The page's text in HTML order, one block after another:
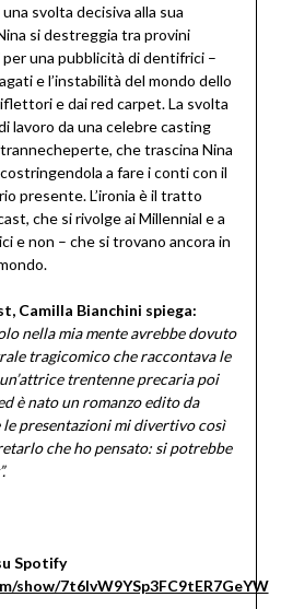
svolta decisiva alla sua
si destreggia tra provini
una pubblicità di dentifrici –
e l’instabilità del mondo dello
e dai red carpet. La svolta
lavoro da una celebre casting
che trascina Nina
a fare i conti con il
presente. L’ironia è il tratto
che si rivolge ai Millennial e a
e non – che si trovano ancora in
Camilla Bianchini spiega:
nella mia mente avrebbe dovuto
tragicomico che raccontava le
trentenne precaria poi
è nato un romanzo edito da
presentazioni mi divertivo così
che ho pensato: si potrebbe
Spotify
show/7t6IvW9YSp3FC9tER7GeYW